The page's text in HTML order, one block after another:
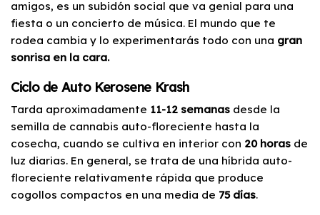
amigos, es un subidón social que va genial para una
fiesta o un concierto de música. El mundo que te
rodea cambia y lo experimentarás todo con una gran
sonrisa en la cara.
Ciclo de Auto Kerosene Krash
Tarda aproximadamente 11-12 semanas desde la
semilla de cannabis auto-floreciente hasta la
cosecha, cuando se cultiva en interior con 20 horas de
luz diarias. En general, se trata de una híbrida auto-
floreciente relativamente rápida que produce
cogollos compactos en una media de 75 días.